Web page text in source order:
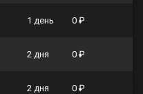
1 день 0 ₽
2 дня 0 ₽
2 дня 0 ₽